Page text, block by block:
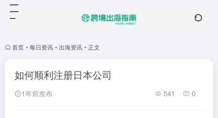
首页 • 每日资讯 • 出海资讯 • 正文
如何顺利注册日本公司
1年前发布 541 0